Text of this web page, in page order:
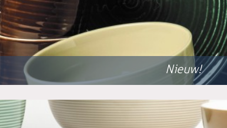
Nieuw!